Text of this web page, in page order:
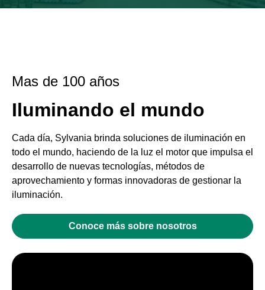
Mas de 100 años
Iluminando el mundo
Cada día, Sylvania brinda soluciones de iluminación en
todo el mundo, haciendo de la luz el motor que impulsa el
desarrollo de nuevas tecnologías, métodos de
aprovechamiento y formas innovadoras de gestionar la
iluminación.
Conoce más sobre nosotros